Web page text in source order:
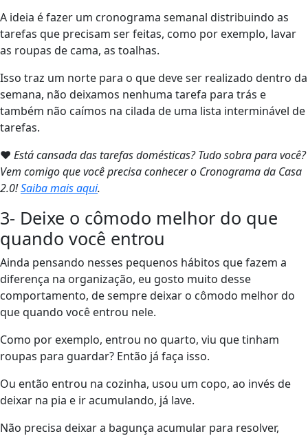
A ideia é fazer um cronograma semanal distribuindo as
tarefas que precisam ser feitas, como por exemplo, lavar
as roupas de cama, as toalhas.
Isso traz um norte para o que deve ser realizado dentro da
semana, não deixamos nenhuma tarefa para trás e
também não caímos na cilada de uma lista interminável de
tarefas.
❤ Está cansada das tarefas domésticas? Tudo sobra para você?
Vem comigo que você precisa conhecer o Cronograma da Casa
2.0!Saiba mais aqui.
3- Deixe o cômodo melhor do que
quando você entrou
Ainda pensando nesses pequenos hábitos que fazem a
diferença na organização, eu gosto muito desse
comportamento, de sempre deixar o cômodo melhor do
que quando você entrou nele.
Como por exemplo, entrou no quarto, viu que tinham
roupas para guardar? Então já faça isso.
Ou então entrou na cozinha, usou um copo, ao invés de
deixar na pia e ir acumulando, já lave.
Não precisa deixar a bagunça acumular para resolver,